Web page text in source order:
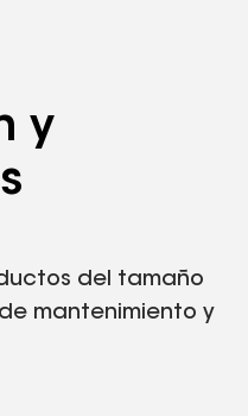
y
del tamaño
mantenimiento y